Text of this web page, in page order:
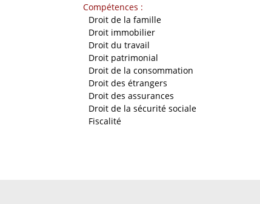
Compétences :
Droit de la famille
Droit immobilier
Droit du travail
Droit patrimonial
Droit de la consommation
Droit des étrangers
Droit des assurances
Droit de la sécurité sociale
Fiscalité